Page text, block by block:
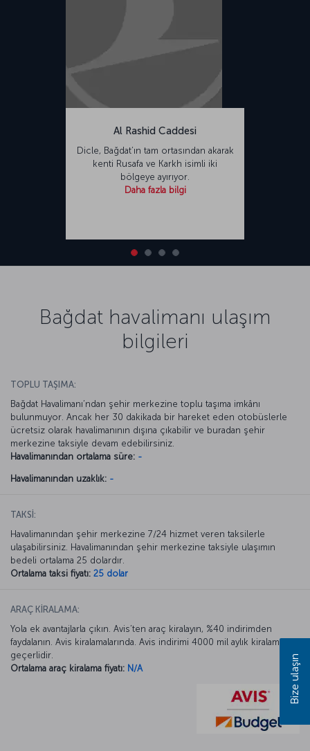
Al Rashid Caddesi
Dicle, Bağdat’ın tam ortasından akarak
kenti Rusafa ve Karkh isimli iki
bölgeye ayırıyor.
Daha fazla bilgi
Bağdat havalimanı ulaşım
bilgileri
TOPLU TAŞIMA:
Bağdat Havalimanı’ndan şehir merkezine toplu taşıma imkânı
bulunmuyor. Ancak her 30 dakikada bir hareket eden otobüslerle
ücretsiz olarak havalimanının dışına çıkabilir ve buradan şehir
merkezine taksiyle devam edebilirsiniz.
Havalimanından ortalama süre: -
Havalimanından uzaklık: -
TAKSİ:
Havalimanından şehir merkezine 7/24 hizmet veren taksilerle
ulaşabilirsiniz. Havalimanından şehir merkezine taksiyle ulaşımın
bedeli ortalama 25 dolardır.
Ortalama taksi fiyatı: 25 dolar
ARAÇ KİRALAMA:
Yola ek avantajlarla çıkın. Avis’ten araç kiralayın, %40 indirimden
faydalanın. Avis kiralamalarında. Avis indirimi 4000 mil aylık kiralamada
geçerlidir.
Ortalama araç kiralama fiyatı: N/A Bize ulaşın